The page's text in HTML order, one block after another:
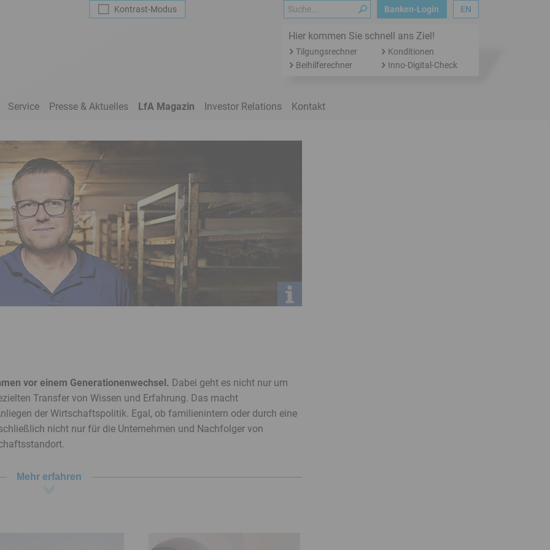
Kontrast-Modus
Service Presse & Aktuelles LfA Magazin Investor Relations Kontakt
Suche Banken-Login EN
Hier kommen Sie schnell ans Ziel!
Tilgungsrechner
Konditionen
Beihilferechner
Inno-Digital-Check
vor einem Generationen­wechsel. Dabei geht es nicht nur um
Transfer von Wissen und Erfahrung. Das macht
der Wirtschaftspolitik. Egal, ob familienintern oder durch eine
nicht nur für die Unternehmen und Nachfolger von
Mehr erfahren